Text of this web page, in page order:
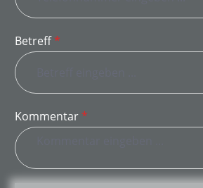
Betreff*
Kommentar *